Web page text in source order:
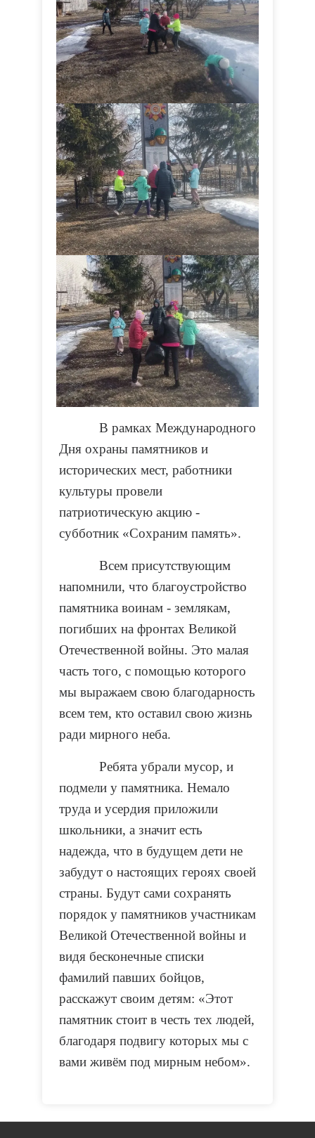
В рамках Международного
Дня охраны памятников и
исторических мест, работники
культуры провели
патриотическую акцию -
субботник «Сохраним память».
Всем присутствующим
напомнили, что благоустройство
памятника воинам - землякам,
погибших на фронтах Великой
Отечественной войны. Это малая
часть того, с помощью которого
мы выражаем свою благодарность
всем тем, кто оставил свою жизнь
ради мирного неба.
Ребята убрали мусор, и
подмели у памятника. Немало
труда и усердия приложили
школьники, а значит есть
надежда, что в будущем дети не
забудут о настоящих героях своей
страны. Будут сами сохранять
порядок у памятников участникам
Великой Отечественной войны и
видя бесконечные списки
фамилий павших бойцов,
расскажут своим детям: «Этот
памятник стоит в честь тех людей,
благодаря подвигу которых мы с
вами живём под мирным небом».